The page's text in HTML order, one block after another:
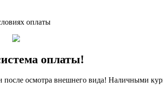
оплаты
оплаты!
осмотра внешнего вида! Наличными